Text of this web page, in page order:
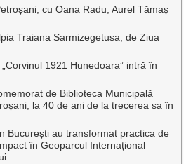
cu Oana Radu, Aurel Tămaș
Traiana Sarmizegetusa, de Ziua
1921 Hunedoara” intră în
de Biblioteca Municipală
la 40 de ani de la trecerea sa în
București au transformat practica de
în Geoparcul Internațional